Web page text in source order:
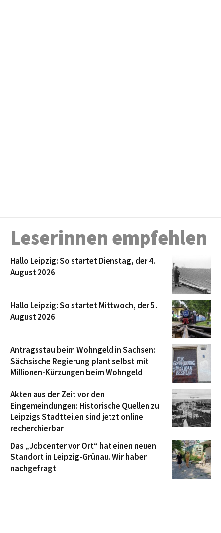
Leserinnen empfehlen
Hallo Leipzig: So startet Dienstag, der 4.
August 2026
Hallo Leipzig: So startet Mittwoch, der 5.
August 2026
Antragsstau beim Wohngeld in Sachsen:
Sächsische Regierung plant selbst mit
Millionen-Kürzungen beim Wohngeld
Akten aus der Zeit vor den
Eingemeindungen: Historische Quellen zu
Leipzigs Stadtteilen sind jetzt online
recherchierbar
Das „Jobcenter vor Ort“ hat einen neuen
Standort in Leipzig-Grünau. Wir haben
nachgefragt